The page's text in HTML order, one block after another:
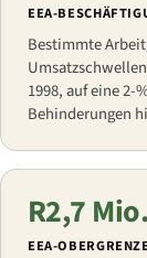
EEA-
Bestimmte
1998, auf eine
Behinderungen
R2,7 Mio.
EEA-